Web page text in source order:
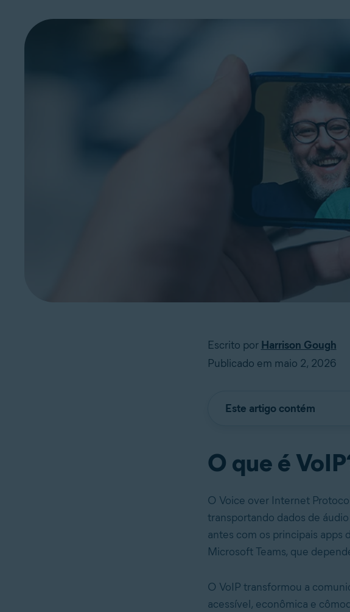
Escrito por Harrison Gough
Publicado em maio 2, 2026
Este artigo contém
O que é
O Voice over Internet
transportando dados de
antes com os principais apps
Microsoft Teams, que
O VoIP transformou a
acessível, econômica e